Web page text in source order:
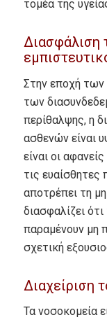
τομέα της
Διασφάλιση
Στην εποχή των
των
περίθαλψης, η
ασθενών είναι
είναι οι
τις
αποτρέπει τη
διασφαλίζει
παραμένουν μη
σχετική
Διαχείριση
Τα νοσοκομεία